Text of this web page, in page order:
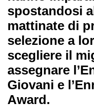
spostandosi
mattinate di
selezione a
scegliere il
assegnare
Giovani e
Award.